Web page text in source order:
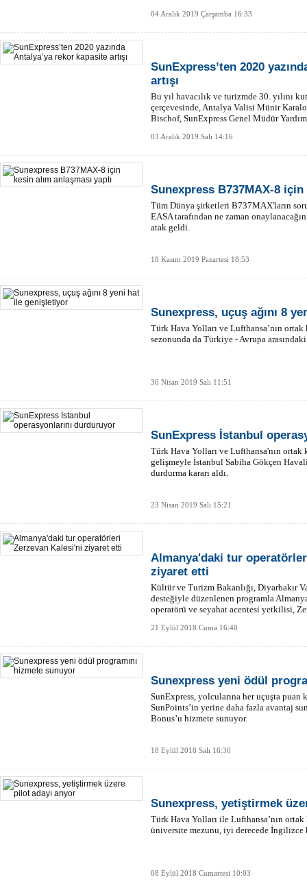
04 Aralık 2019 Çarşamba 16:33
SunExpress’ten 2020
artışı
Bu yıl havacılık ve turizmde 30. yılını
çerçevesinde, Antalya Valisi Münir
Bischof, SunExpress Genel Müdür
03 Aralık 2019 Salı 14:16
Sunexpress B737MAX-8 için
Tüm Dünya şirketleri B737MAX'ların
EASA tarafından ne zaman
atak geldi.
18 Kasım 2019 Pazartesi 18:53
Sunexpress, uçuş ağını 8
Türk Hava Yolları ve Lufthansa’nın
sezonunda da Türkiye - Avrupa
30 Nisan 2019 Salı 11:51
SunExpress İstanbul
Türk Hava Yolları ve Lufthansa'nın
gelişmeyle İstanbul Sabiha Gökçen
durdurma kararı aldı.
23 Nisan 2019 Salı 15:21
Almanya'daki tur
ziyaret etti
Kültür ve Turizm Bakanlığı, Diyarbakır
desteğiyle düzenlenen programla
operatörü ve seyahat acentesi yetkilisi,
21 Eylül 2018 Cuma 16:40
Sunexpress yeni ödül
SunExpress, yolcularına her uçuşta puan
SunPoints’in yerine daha fazla avantaj
Bonus’u hizmete sunuyor.
18 Eylül 2018 Salı 16:30
Sunexpress, yetiştirmek
Türk Hava Yolları ile Lufthansa’nın
üniversite mezunu, iyi derecede İngilizce
08 Eylül 2018 Cumartesi 10:03